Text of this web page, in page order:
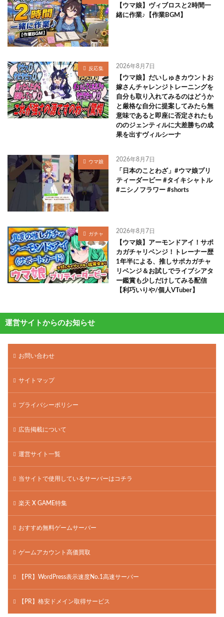
【ウマ娘】ヴィブロスと2時間一
緒に作業♪【作業BGM】
反応集 2026年8月7日
【ウマ娘】だいしゅきカウントお
嫁さんチャレンジトレーニングを
自分も取り入れてみるのはどうか
と厳格な自分に提案してみたら無
意味であると即座に否定されたも
ののジェンティルに大差勝ちの成
果を出すヴィルシーナ
ウマ娘 2026年8月7日
「日本のことわざ」#ウマ娘プリ
ティーダービー #タイキシャトル
#ニシノフラワー #shorts
ガチャ 2026年8月7日
【ウマ娘】アーモンドアイ！サポ
カガチャリベンジ！トレーナー歴
1年半による、推しサポカガチャ
リベンジ＆お試しでライブシアタ
ー鑑賞も少しだけしてみる配信
【利巧いりや/個人VTuber】
運営サイトからのお知らせ
お問い合わせ
サイトマップ
プライバシーポリシー
広告掲載について
運営サイト一覧
当サイトで使用しているサーバーはコチラ
楽天 X GAME特集
おすすめ無料ゲームサーバー
ゲームアカウント高価買取
【PR】WordPress表示速度No.1高速サーバー
【PR】格安ドメイン取得サービス